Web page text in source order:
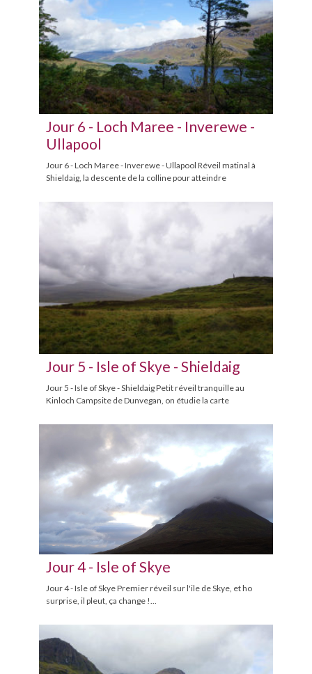
Jour 6 - Loch Maree - Inverewe -
Ullapool
Jour 6 - Loch Maree - Inverewe - Ullapool Réveil matinal à
Shieldaig, la descente de la colline pour atteindre
Jour 5 - Isle of Skye - Shieldaig
Jour 5 - Isle of Skye - Shieldaig Petit réveil tranquille au
Kinloch Campsite de Dunvegan, on étudie la carte
Jour 4 - Isle of Skye
Jour 4 - Isle of Skye Premier réveil sur l'ile de Skye, et ho
surprise, il pleut, ça change !...